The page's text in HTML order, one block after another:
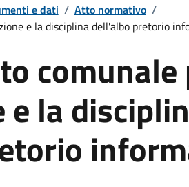
e dati / Atto normativo /
e la disciplina dell'albo pretorio
comunale
la